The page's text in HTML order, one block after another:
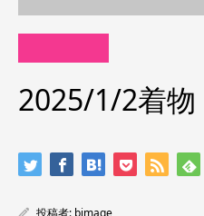
2025/1/2着物
投稿者: bimage